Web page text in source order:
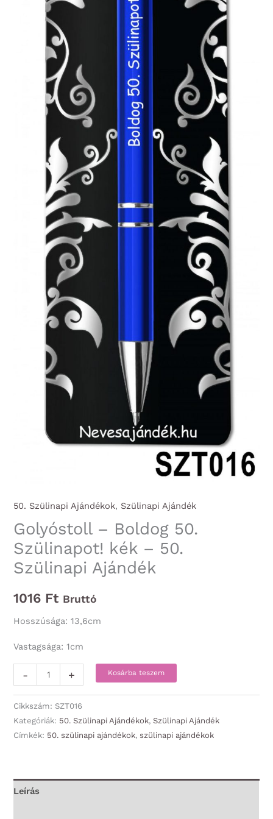
50. Szülinapi Ajándékok, Szülinapi Ajándék
Golyóstoll – Boldog 50.
Szülinapot! kék – 50.
Szülinapi Ajándék
1016 Ft Bruttó
Hosszúsága: 13,6cm
Vastagsága: 1cm
-
Golyóstoll
-
Boldog
50.
Szülinapot!
50.
+ Kosárba teszem
Cikkszám: SZT016
Kategóriák: 50. Szülinapi Ajándékok,Szülinapi Ajándék
Címkék: 50. szülinapi ajándékok,szülinapi ajándékok
Leírás